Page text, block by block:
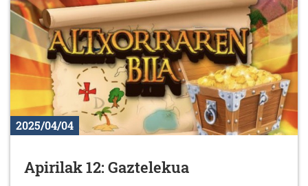
2025/04/04
Apirilak 12: Gaztelekua